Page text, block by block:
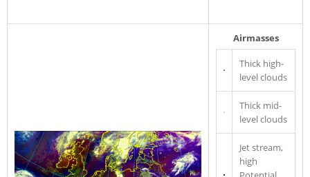
Airmasses
Thick high-
level clouds
Thick mid-
level clouds
Jet stream,
high